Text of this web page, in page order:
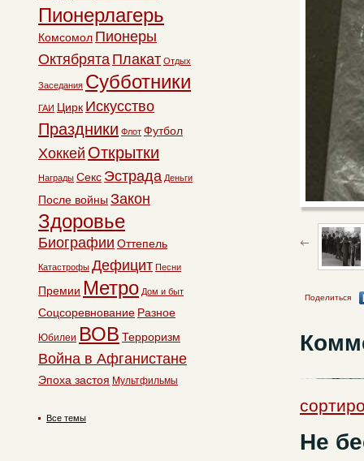
Поделиться
Не
Пионерлагерь
Комсомол Пионеры
Октябрята Плакат Отдых
Заседания Субботники
ГАИ Цирк Искусство
Праздники Флот Футбол
Хоккей Открытки
Награды Секс Эстрада Деньги
После войны Закон
Здоровье
Биографии Оттепель
Катастрофы Дефицит Песни
Премии Метро Дом и быт
Соцсоревнование Разное
Юбилеи ВОВ Терроризм
Война в Афганистане
Эпоха застоя Мультфильмы
Все темы